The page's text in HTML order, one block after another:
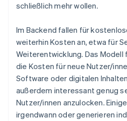
schließlich mehr wollen.
Im Backend fallen für
weiterhin Kosten an, etwa für
Weiterentwicklung. Das Modell
die Kosten für neue Nutzer/
Software oder digitalen
außerdem interessant genug
Nutzer/innen anzulocken.
irgendwann oder generieren